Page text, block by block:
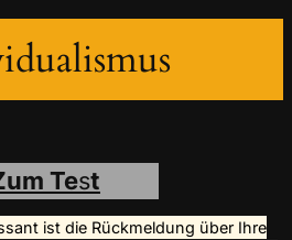
Test
ist die Rückmeldung über Ihre